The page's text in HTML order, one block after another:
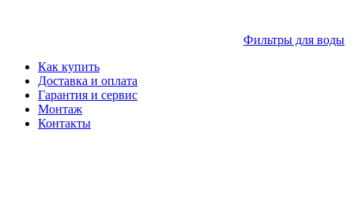
Фильтры для воды
Как купить
Доставка и оплата
Гарантия и сервис
Монтаж
Контакты